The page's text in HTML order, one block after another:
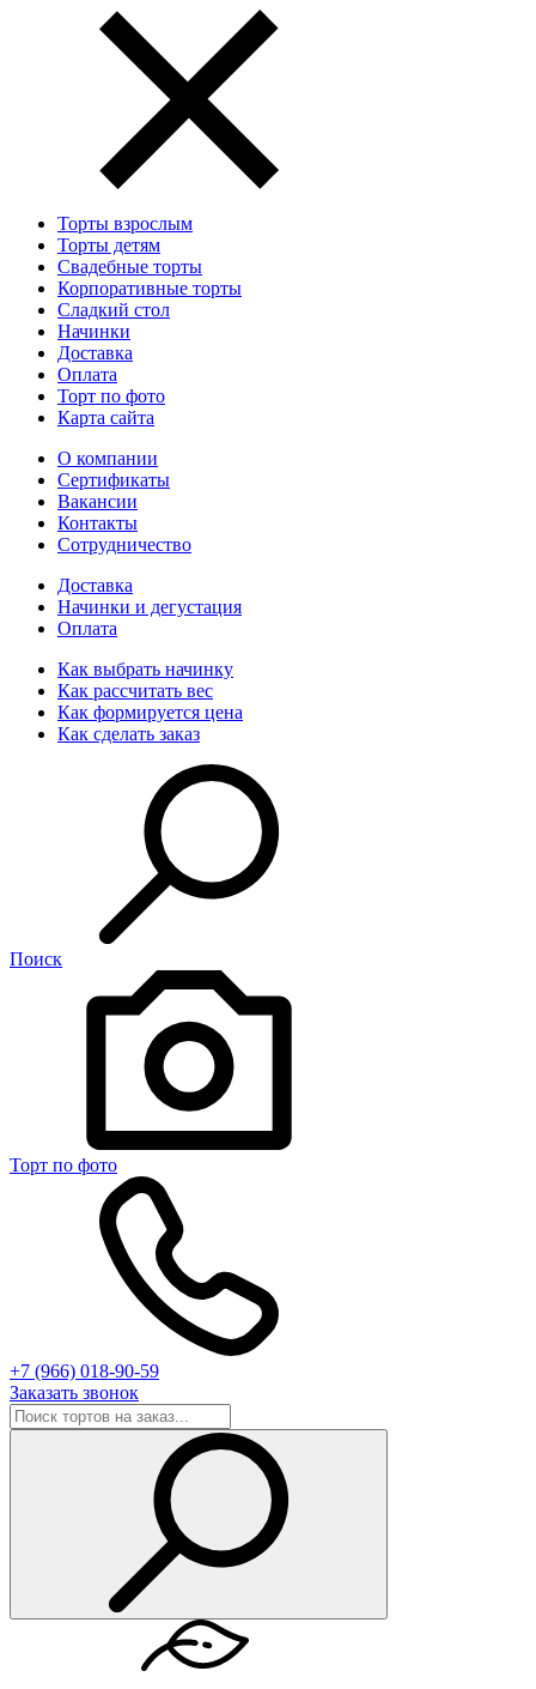
Торты взрослым
Торты детям
Свадебные торты
Корпоративные торты
Сладкий стол
Начинки
Доставка
Оплата
Торт по фото
Карта сайта
О компании
Сертификаты
Вакансии
Контакты
Сотрудничество
Доставка
Начинки и дегустация
Оплата
Как выбрать начинку
Как рассчитать вес
Как формируется цена
Как сделать заказ
Поиск
Торт по фото
+7 (966) 018-90-59
Заказать звонок